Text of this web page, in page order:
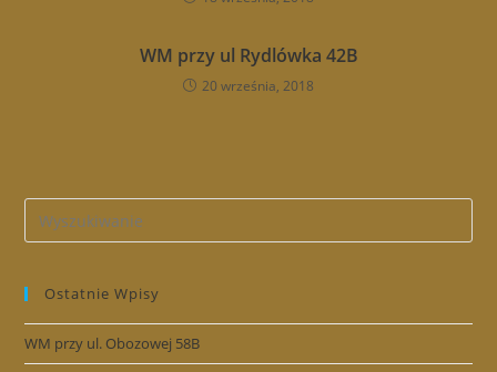
WM przy ul Rydlówka 42B
20 września, 2018
Ostatnie Wpisy
WM przy ul. Obozowej 58B